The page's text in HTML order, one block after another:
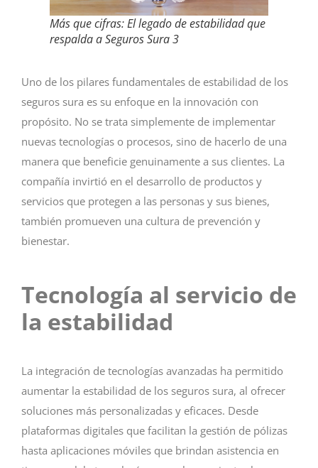
Más que cifras: El legado de estabilidad que
respalda a Seguros Sura 3
Uno de los pilares fundamentales de estabilidad de los
seguros sura es su enfoque en la innovación con
propósito. No se trata simplemente de implementar
nuevas tecnologías o procesos, sino de hacerlo de una
manera que beneficie genuinamente a sus clientes. La
compañía invirtió en el desarrollo de productos y
servicios que protegen a las personas y sus bienes,
también promueven una cultura de prevención y
bienestar.
Tecnología al servicio de
la estabilidad
La integración de tecnologías avanzadas ha permitido
aumentar la estabilidad de los seguros sura, al ofrecer
soluciones más personalizadas y eficaces. Desde
plataformas digitales que facilitan la gestión de pólizas
hasta aplicaciones móviles que brindan asistencia en